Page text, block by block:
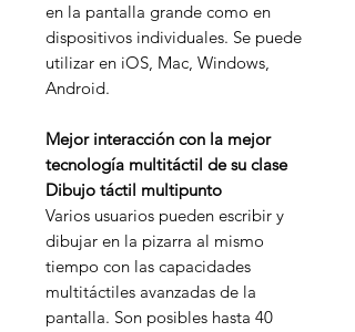
en la pantalla grande como en
dispositivos individuales. Se puede
utilizar en iOS, Mac, Windows,
Android.
Mejor interacción con la mejor
tecnología multitáctil de su clase
Dibujo táctil multipunto
Varios usuarios pueden escribir y
dibujar en la pizarra al mismo
tiempo con las capacidades
multitáctiles avanzadas de la
pantalla. Son posibles hasta 40